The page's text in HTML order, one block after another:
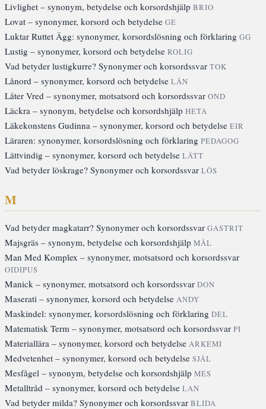
Livlighet – synonym, betydelse och korsordshjälp BRIO
Lovat – synonymer, korsord och betydelse GE
Luktar Ruttet Ägg: synonymer, korsordslösning och förklaring GG
Lustig – synonymer, korsord och betydelse ROLIG
Vad betyder lustigkurre? Synonymer och korsordssvar TOK
Lånord – synonymer, korsord och betydelse LÅN
Låter Vred – synonymer, motsatsord och korsordssvar OND
Läckra – synonym, betydelse och korsordshjälp HETA
Läkekonstens Gudinna – synonymer, korsord och betydelse EIR
Läraren: synonymer, korsordslösning och förklaring PEDAGOG
Lättvindig – synonymer, korsord och betydelse LÄTT
Vad betyder löskrage? Synonymer och korsordssvar LÖS
M
Vad betyder magkatarr? Synonymer och korsordssvar GASTRIT
Majsgräs – synonym, betydelse och korsordshjälp MÅL
Man Med Komplex – synonymer, motsatsord och korsordssvar
OIDIPUS
Manick – synonymer, motsatsord och korsordssvar DON
Maserati – synonymer, korsord och betydelse ANDY
Maskindel: synonymer, korsordslösning och förklaring DEL
Matematisk Term – synonymer, motsatsord och korsordssvar PI
Materiallära – synonymer, korsord och betydelse ARKEMI
Medvetenhet – synonymer, korsord och betydelse SJÄL
Mesfågel – synonym, betydelse och korsordshjälp MES
Metalltråd – synonymer, korsord och betydelse LAN
Vad betyder milda? Synonymer och korsordssvar BLIDA